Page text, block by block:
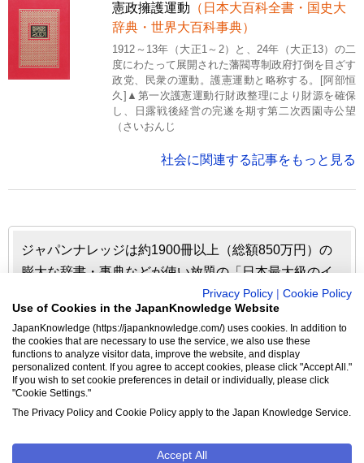
憲政擁護運動 （日本大百科全書・国史大
辞典・世界大百科事典）
1912～13年（大正1～2）と、24年（大正13）の二
度にわたって展開された藩閥専制政府打倒を目ざす
政党、民衆の運動。護憲運動と略称する。[阿部恒
久]▲第一次護憲運動行財政整理により財源を確保
し、日露戦後経営の完遂を期す第二次西園寺公望
（さいおんじ
社会に関連する記事をもっと見る
ジャパンナレッジは約1900冊以上（総額850万円）の
膨大な辞書・事典などが使い放題の「日本最大級のイ
ンターネット辞書・事典・叢書サイト」です。日本国
内のみならず、海外の有名大学から図書館まで、多く
の機関で利用されています。
ジャパンナレッジの利用料金や収録辞事典について詳しく
Privacy Policy
Cookie Policy
Use of Cookies in the JapanKnowledge Website
JapanKnowledge (https://japanknowledge.com/) uses cookies. In addition to
the cookies that are necessary to use the service, we also use these
functions to analyze visitor data, improve the website, and display
personalized content. If you agree to accept cookies, please click "Accept All."
If you wish to set cookie preferences in detail or individually, please click
"Cookie Settings."
The Privacy Policy and Cookie Policy apply to the Japan Knowledge Service.
Accept All